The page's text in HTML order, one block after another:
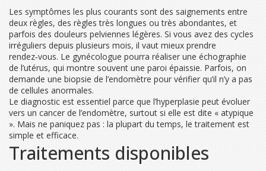
Les symptômes les plus courants sont des saignements entre
deux règles, des règles très longues ou très abondantes, et
parfois des douleurs pelviennes légères. Si vous avez des cycles
irréguliers depuis plusieurs mois, il vaut mieux prendre
rendez‑vous. Le gynécologue pourra réaliser une échographie
de l’utérus, qui montre souvent une paroi épaissie. Parfois, on
demande une biopsie de l’endomètre pour vérifier qu’il n’y a pas
de cellules anormales.
Le diagnostic est essentiel parce que l’hyperplasie peut évoluer
vers un cancer de l’endomètre, surtout si elle est dite « atypique
». Mais ne paniquez pas : la plupart du temps, le traitement est
simple et efficace.
Traitements disponibles